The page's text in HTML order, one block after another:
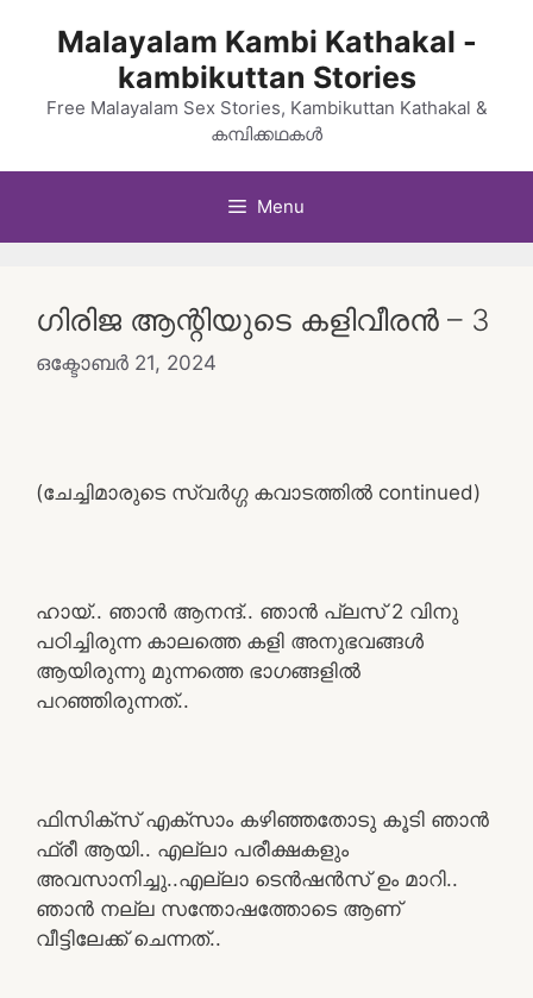
Malayalam Kambi Kathakal -
kambikuttan Stories
Free Malayalam Sex Stories, Kambikuttan Kathakal &
കമ്പിക്കഥകൾ
Menu
ഗിരിജ ആന്റിയുടെ കളിവീരൻ – 3
ഒക്ടോബർ 21, 2024
(ചേച്ചിമാരുടെ സ്വർഗ്ഗ കവാടത്തിൽ continued)
ഹായ്.. ഞാൻ ആനന്ദ്.. ഞാൻ പ്ലസ് 2 വിനു
പഠിച്ചിരുന്ന കാലത്തെ കളി അനുഭവങ്ങൾ
ആയിരുന്നു മുന്നത്തെ ഭാഗങ്ങളിൽ
പറഞ്ഞിരുന്നത്..
ഫിസിക്സ്‌ എക്സാം കഴിഞ്ഞതോടു കൂടി ഞാൻ
ഫ്രീ ആയി.. എല്ലാ പരീക്ഷകളും
അവസാനിച്ചു..എല്ലാ ടെൻഷൻസ് ഉം മാറി..
ഞാൻ നല്ല സന്തോഷത്തോടെ ആണ്
വീട്ടിലേക്ക് ചെന്നത്..